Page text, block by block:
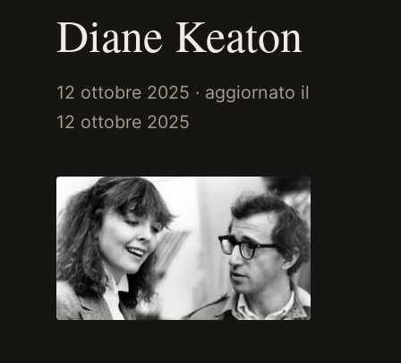
Diane Keaton
12 ottobre 2025 · aggiornato il
12 ottobre 2025